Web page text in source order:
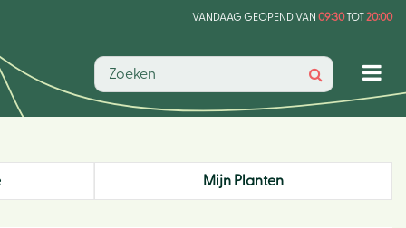
VANDAAG GEOPEND VAN 09:30TOT20:00
Mijn Planten